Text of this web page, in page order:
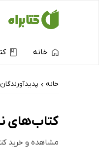
خانه
خانه › پدیدآورندگان
کتاب‌های
مشاهده و خرید